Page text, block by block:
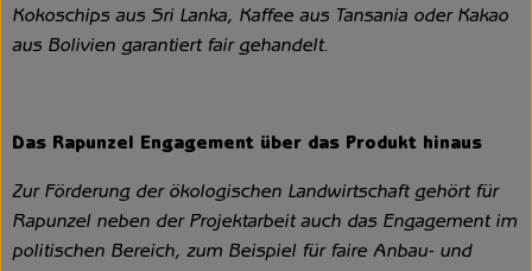
Kokoschips aus Sri Lanka, Kaffee aus Tansania oder Kakao
aus Bolivien garantiert fair gehandelt.
Das Rapunzel Engagement über das Produkt hinaus
Zur Förderung der ökologischen Landwirtschaft gehört für
Rapunzel neben der Projektarbeit auch das Engagement im
politischen Bereich, zum Beispiel für faire Anbau- und